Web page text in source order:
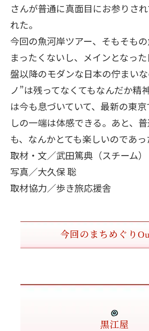
さんが普通に真面目にお参りさ
れた。
今回の魚河岸ツアー、そもそも
まったくないし、メインとなっ
盤以降のモダンな日本の佇まい
ノ”は残ってなくてもなんだか精
は今も息づいていて、最新の東
しの一端は体感できる。あと、
も、なんかとても楽しいのであっ
取材・文／武田篤典（スチーム）
写真／大久保 聡
取材協力／歩き旅応援舎
今回のまちめぐり
黒江屋